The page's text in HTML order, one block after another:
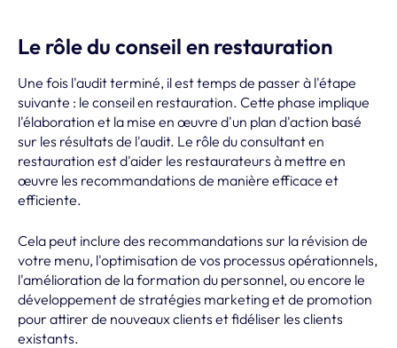
Le rôle du conseil en restauration
Une fois l'audit terminé, il est temps de passer à l'étape
suivante : le conseil en restauration. Cette phase implique
l'élaboration et la mise en œuvre d'un plan d'action basé
sur les résultats de l'audit. Le rôle du consultant en
restauration est d'aider les restaurateurs à mettre en
œuvre les recommandations de manière efficace et
efficiente.
Cela peut inclure des recommandations sur la révision de
votre menu, l'optimisation de vos processus opérationnels,
l'amélioration de la formation du personnel, ou encore le
développement de stratégies marketing et de promotion
pour attirer de nouveaux clients et fidéliser les clients
existants.